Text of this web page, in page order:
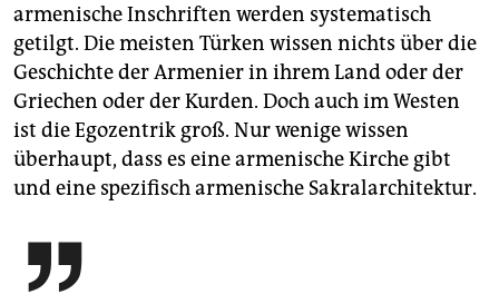
armenische Inschriften werden systematisch
getilgt. Die meisten Türken wissen nichts über die
Geschichte der Armenier in ihrem Land oder der
Griechen oder der Kurden. Doch auch im Westen
ist die Egozentrik groß. Nur wenige wissen
überhaupt, dass es eine armenische Kirche gibt
und eine spezifisch armenische Sakralarchitektur.
